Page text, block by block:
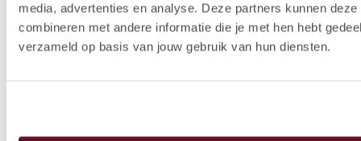
media, advertenties en analyse. Deze partners kunnen deze
combineren met andere informatie die je met hen hebt
verzameld op basis van jouw gebruik van hun diensten.